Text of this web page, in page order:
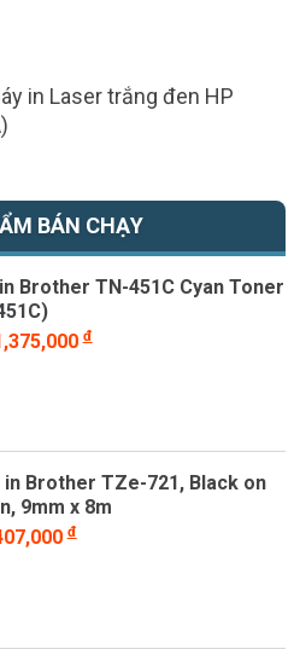
in Laser trắng đen HP
BÁN CHẠY
Brother TN-451C Cyan Toner
đ
in Brother TZe-721, Black on
9mm x 8m
đ